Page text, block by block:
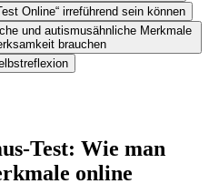
Online“ irreführend sein können
und autismusähnliche Merkmale
brauchen
Test: Wie man
online